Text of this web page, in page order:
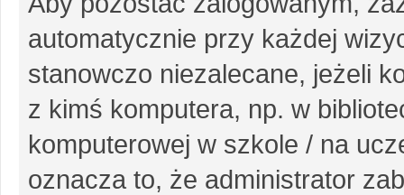
automatycznie przy każdej
stanowczo niezalecane, jeżeli
z kimś komputera, np. w
komputerowej w szkole / na
oznacza to, że administrator